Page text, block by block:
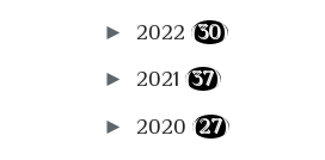
► 2022 (30)
► 2021 (37)
► 2020 (27)